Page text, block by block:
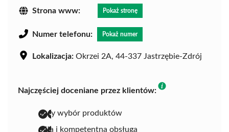
Strona www: Pokaż stronę
Numer telefonu: Pokaż numer
Lokalizacja: Okrzei 2A, 44-337 Jastrzębie-Zdrój
Najczęściej doceniane przez klientów:
duży wybór produktów
miła i kompetentna obsługa